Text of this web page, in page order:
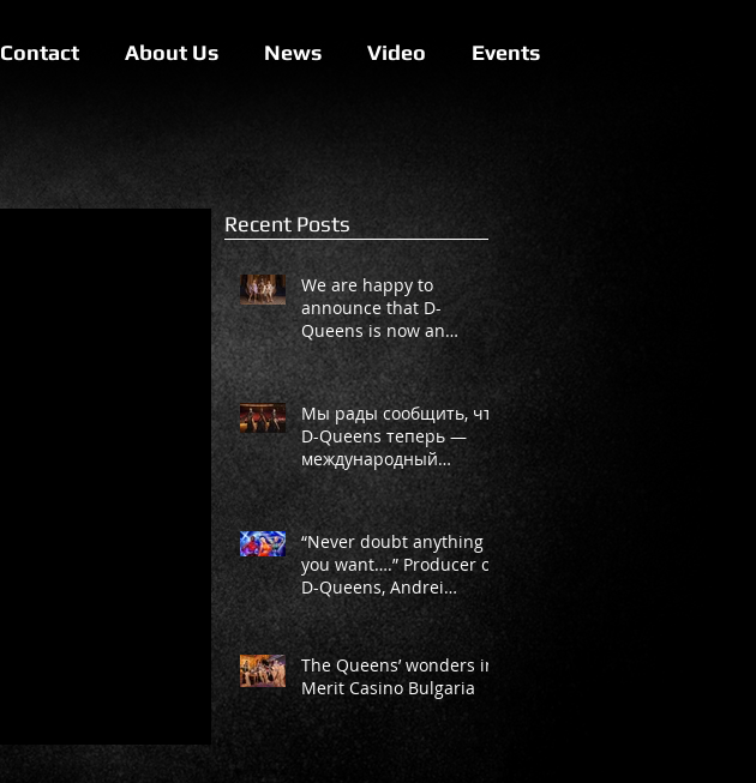
Contact About Us News Video Events
Recent Posts
We are happy to
announce that D-
Queens is now an
international project!
Мы рады сообщить, что
D-Queens теперь —
международный
проект!
“Never doubt anything
you want….” Producer of
D-Queens, Andrei
Markeev
The Queens’ wonders in
Merit Casino Bulgaria